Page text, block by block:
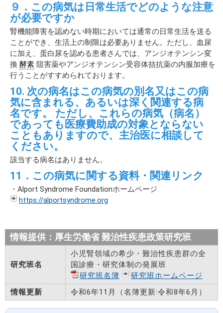
９．この病気は日常生活でどのような注意
が必要ですか
腎機能障害を認めない時期においては通常の日常生活を送る
ことができ、生活上の制限は必要ありません。ただし、血尿
に加え、蛋白尿を認める患者さんでは、アンジオテンシン変
換 酵素 阻害薬やアンジオテンシン受容体拮抗薬の内服加療を
行うことがすすめられております。
10. 次の病名はこの病気の別名又はこの病
気に含まれる、あるいは深く関連する病
名です。 ただし、これらの病気（病名）
であっても医療費助成の対象とならない
こともありますので、主治医に相談して
ください。
該当する病名はありません。
11．この病気に関する資料・関連リンク
・Alport Syndrome Foundationホームページ
https://alportsyndrome.org
情報提供：厚生労働省 難治性疾患政策研究班
研究班名
小児腎領域の希少・難治性疾患群の全
国診療・研究体制の発展班
研究班名簿
研究班ホームページ
情報更新
令和6年11月（名簿更新:令和8年6月）